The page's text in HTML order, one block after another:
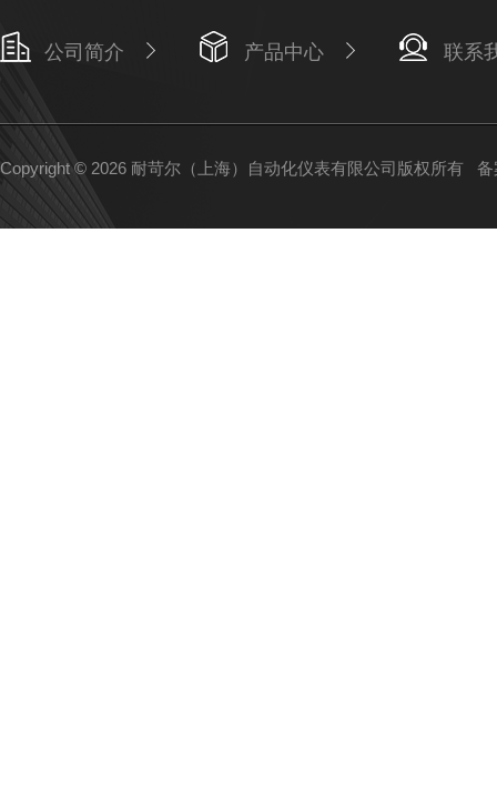
公司简介 产品中心 联系
Copyright © 2026 耐苛尔（上海）自动化仪表有限公司版权所有 备